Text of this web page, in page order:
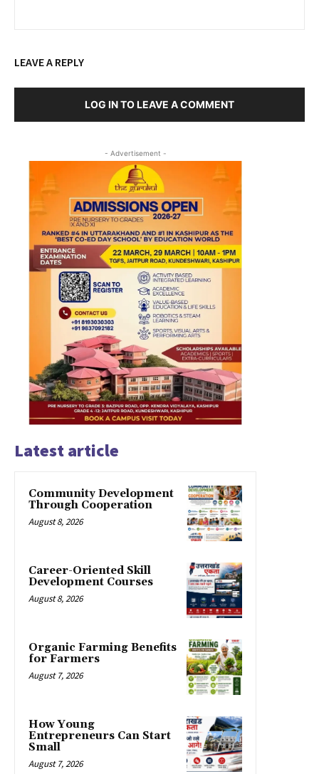
LEAVE A REPLY
LOG IN TO LEAVE A COMMENT
- Advertisement -
Latest article
Community Development
Through Cooperation
August 8, 2026
Career-Oriented Skill
Development Courses
August 8, 2026
Organic Farming Benefits
for Farmers
August 7, 2026
How Young
Entrepreneurs Can Start
Small
August 7, 2026